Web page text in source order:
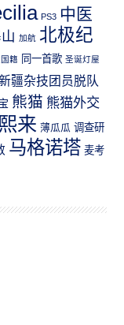
PS3 中医
加航 北极纪
籍 同一首歌 圣诞灯屋
疆杂技团员脱队
熊猫 熊猫外交
来 薄瓜瓜 调查研
马格诺塔 麦考